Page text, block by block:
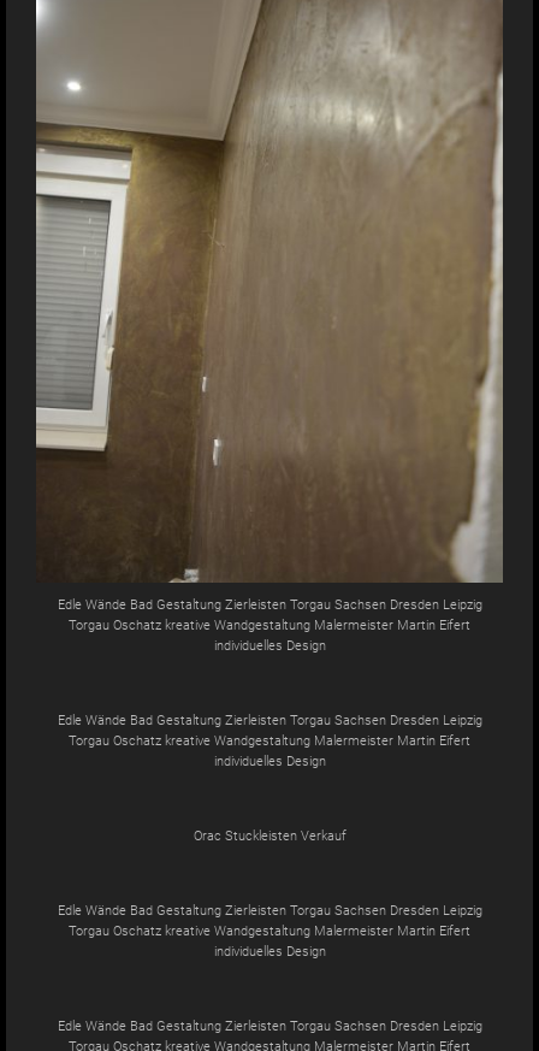
Edle Wände Bad Gestaltung Zierleisten Torgau Sachsen Dresden Leipzig
Torgau Oschatz kreative Wandgestaltung Malermeister Martin Eifert
individuelles Design
Edle Wände Bad Gestaltung Zierleisten Torgau Sachsen Dresden Leipzig
Torgau Oschatz kreative Wandgestaltung Malermeister Martin Eifert
individuelles Design
Orac Stuckleisten Verkauf
Edle Wände Bad Gestaltung Zierleisten Torgau Sachsen Dresden Leipzig
Torgau Oschatz kreative Wandgestaltung Malermeister Martin Eifert
individuelles Design
Edle Wände Bad Gestaltung Zierleisten Torgau Sachsen Dresden Leipzig
Torgau Oschatz kreative Wandgestaltung Malermeister Martin Eifert